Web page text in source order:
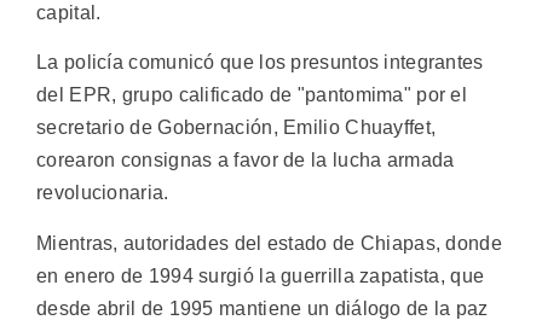
capital.
La policía comunicó que los presuntos integrantes
del EPR, grupo calificado de "pantomima" por el
secretario de Gobernación, Emilio Chuayffet,
corearon consignas a favor de la lucha armada
revolucionaria.
Mientras, autoridades del estado de Chiapas, donde
en enero de 1994 surgió la guerrilla zapatista, que
desde abril de 1995 mantiene un diálogo de la paz